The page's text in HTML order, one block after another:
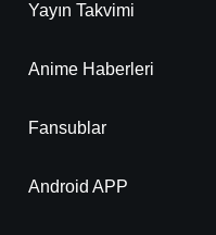
Yayın Takvimi
Anime Haberleri
Fansublar
Android APP